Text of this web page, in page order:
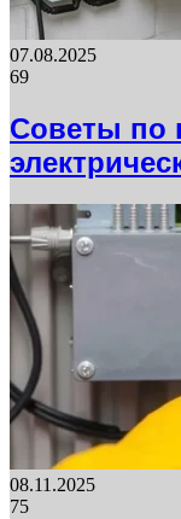
07.08.2025
69
Советы по
08.11.2025
75